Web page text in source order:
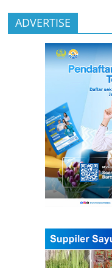
ADVERTISE